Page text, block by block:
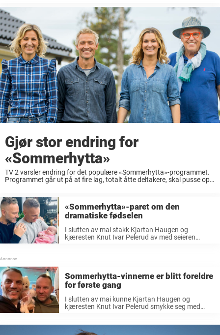
Gjør stor endring for
«Sommerhytta»
TV 2 varsler endring for det populære «Sommerhytta»-programmet.
Programmet går ut på at fire lag, totalt åtte deltakere, skal pusse opp
«Sommerhytta»-paret om den
dramatiske fødselen
I slutten av mai stakk Kjartan Haugen og
kjæresten Knut Ivar Pelerud av med seieren
Sommerhytta-vinnerne er blitt foreldre
for første gang
I slutten av mai kunne Kjartan Haugen og
kjæresten Knut Ivar Pelerud smykke seg med
konkurransen. Nå har det derimot skjedd noe ...